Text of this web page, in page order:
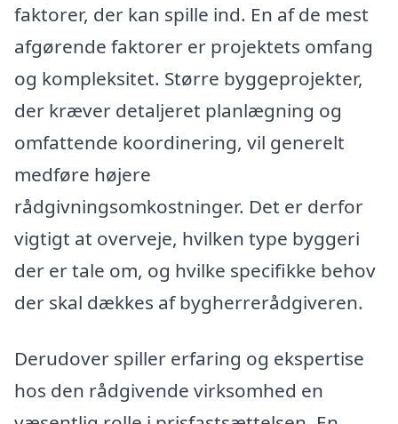
faktorer, der kan spille ind. En af de mest
afgørende faktorer er projektets omfang
og kompleksitet. Større byggeprojekter,
der kræver detaljeret planlægning og
omfattende koordinering, vil generelt
medføre højere
rådgivningsomkostninger. Det er derfor
vigtigt at overveje, hvilken type byggeri
der er tale om, og hvilke specifikke behov
der skal dækkes af bygherrerådgiveren.
Derudover spiller erfaring og ekspertise
hos den rådgivende virksomhed en